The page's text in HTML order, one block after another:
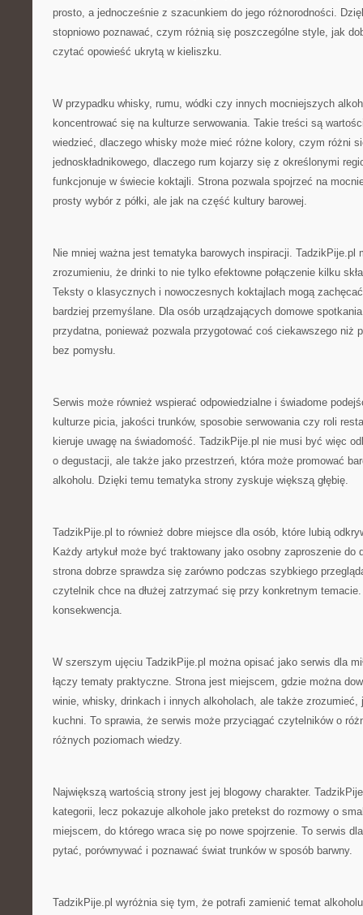
prosto, a jednocześnie z szacunkiem do jego różnorodności.
stopniowo poznawać, czym różnią się poszczególne style, jak
czytać opowieść ukrytą w kieliszku.
W przypadku whisky, rumu, wódki czy innych mocniejszych
koncentrować się na kulturze serwowania. Takie treści są
wiedzieć, dlaczego whisky może mieć różne kolory, czym różni
jednoskładnikowego, dlaczego rum kojarzy się z określonymi
funkcjonuje w świecie koktajli. Strona pozwala spojrzeć na
prosty wybór z półki, ale jak na część kultury barowej.
Nie mniej ważna jest tematyka barowych inspiracji. TadzikPije.pl
zrozumieniu, że drinki to nie tylko efektowne połączenie kilku
Teksty o klasycznych i nowoczesnych koktajlach mogą
bardziej przemyślane. Dla osób urządzających domowe
przydatna, ponieważ pozwala przygotować coś ciekawszego niż
bez pomysłu.
Serwis może również wspierać odpowiedzialne i świadome
kulturze picia, jakości trunków, sposobie serwowania czy roli
kieruje uwagę na świadomość. TadzikPije.pl nie musi być więc
o degustacji, ale także jako przestrzeń, która może promować
alkoholu. Dzięki temu tematyka strony zyskuje większą głębię.
TadzikPije.pl to również dobre miejsce dla osób, które lubią
Każdy artykuł może być traktowany jako osobny zaproszenie do
strona dobrze sprawdza się zarówno podczas szybkiego
czytelnik chce na dłużej zatrzymać się przy konkretnym
konsekwencja.
W szerszym ujęciu TadzikPije.pl można opisać jako serwis dla
łączy tematy praktyczne. Strona jest miejscem, gdzie można
winie, whisky, drinkach i innych alkoholach, ale także zrozumieć,
kuchni. To sprawia, że serwis może przyciągać czytelników o
różnych poziomach wiedzy.
Największą wartością strony jest jej blogowy charakter.
kategorii, lecz pokazuje alkohole jako pretekst do rozmowy o
miejscem, do którego wraca się po nowe spojrzenie. To serwis
pytać, porównywać i poznawać świat trunków w sposób barwny.
TadzikPije.pl wyróżnia się tym, że potrafi zamienić temat